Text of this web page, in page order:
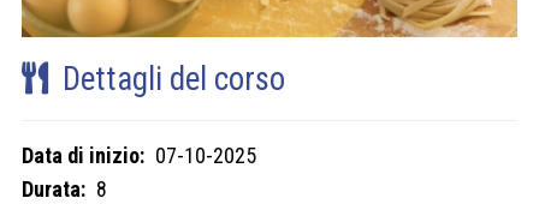
Dettagli del corso
Data di inizio: 07-10-2025
Durata: 8